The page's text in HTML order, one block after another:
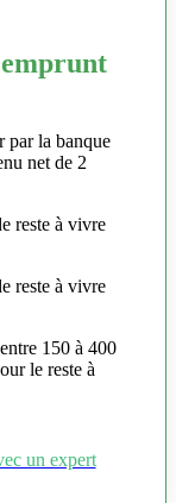
par la banque
net de 2
reste à vivre
reste à vivre
150 à 400
le reste à
un expert